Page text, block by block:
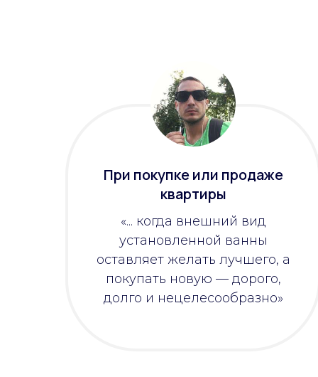
При покупке или продаже
квартиры
«... когда внешний вид
установленной ванны
оставляет желать лучшего, а
покупать новую — дорого,
долго и нецелесообразно»